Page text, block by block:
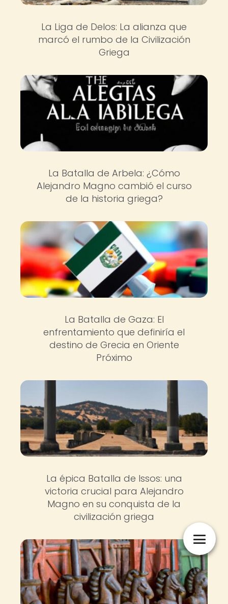
La Liga de Delos: La alianza que
marcó el rumbo de la Civilización
Griega
La Batalla de Arbela: ¿Cómo
Alejandro Magno cambió el curso
de la historia griega?
La Batalla de Gaza: El
enfrentamiento que definiría el
destino de Grecia en Oriente
Próximo
La épica Batalla de Issos: una
victoria crucial para Alejandro
Magno en su conquista de la
civilización griega